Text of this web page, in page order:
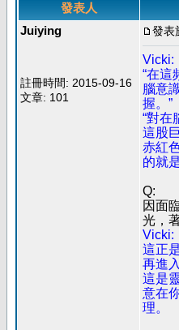
發表人
Juiying
註冊時間: 2015-09-16
文章: 101
發表
Vicki:
“在這
腦意
握。”
“對在
這股
赤紅
的就
Q:
因面
光，
Vicki:
這正
再進
這是
意在
理。